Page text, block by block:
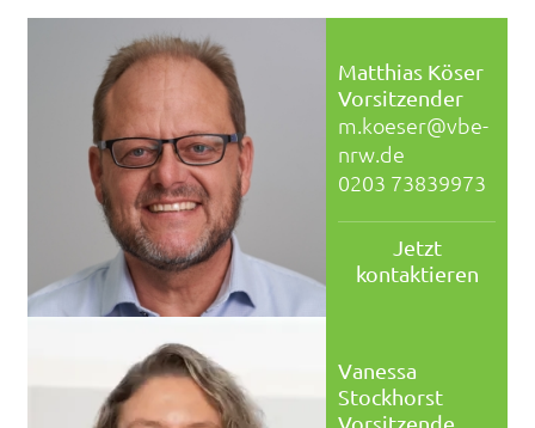
Matthias Köser
Vorsitzender
m.koeser@vbe-
nrw.de
0203 73839973
Jetzt
kontaktieren
Vanessa
Stockhorst
Vorsitzende